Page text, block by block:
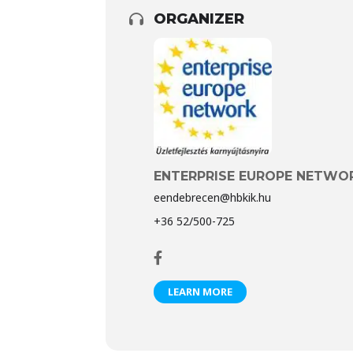
ORGANIZER
ENTERPRISE EUROPE
eendebrecen@hbkik.hu
+36 52/500-725
LEARN MORE